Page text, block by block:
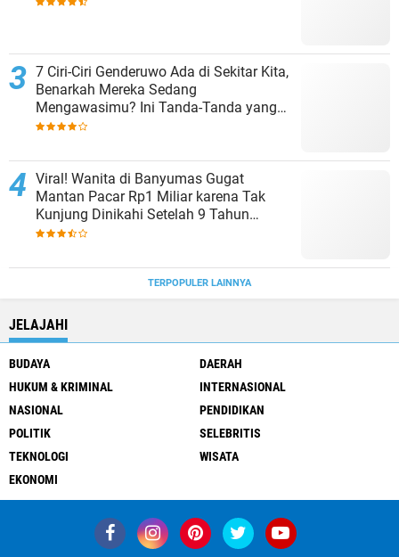
7 Ciri-Ciri Genderuwo Ada di Sekitar Kita,
Benarkah Mereka Sedang
Mengawasimu? Ini Tanda-Tanda yang
Sering Diabaikan
Viral! Wanita di Banyumas Gugat
Mantan Pacar Rp1 Miliar karena Tak
Kunjung Dinikahi Setelah 9 Tahun
Berpacaran
TERPOPULER LAINNYA
JELAJAHI
BUDAYA
DAERAH
HUKUM & KRIMINAL
INTERNASIONAL
NASIONAL
PENDIDIKAN
POLITIK
SELEBRITIS
TEKNOLOGI
WISATA
EKONOMI